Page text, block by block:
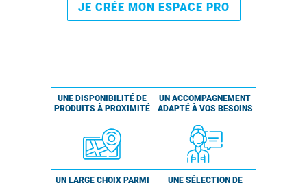
JE CRÉE MON ESPACE PRO
UNE DISPONIBILITÉ DE
PRODUITS À PROXIMITÉ
UN ACCOMPAGNEMENT
ADAPTÉ À VOS BESOINS
UN LARGE CHOIX PARMI
UNE SÉLECTION DE